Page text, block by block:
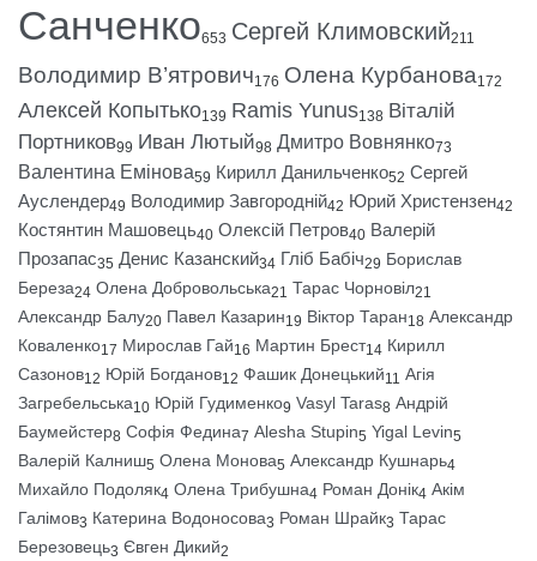
Санченко653 Сергей Климовский211
Володимир В’ятрович176 Олена Курбанова172
Алексей Копытько139 Ramis Yunus138 Віталій
Портников99 Иван Лютый98 Дмитро Вовнянко73
Валентина Емінова59 Кирилл Данильченко52 Сергей
Ауслендер49 Володимир Завгородній42 Юрий Христензен42
Костянтин Машовець40 Олексій Петров40 Валерій
Прозапас35 Денис Казанский34 Гліб Бабіч29 Борислав
Береза24 Олена Добровольська21 Тарас Чорновіл21
Александр Балу20 Павел Казарин19 Віктор Таран18 Александр
Коваленко17 Мирослав Гай16 Мартин Брест14 Кирилл
Сазонов12 Юрій Богданов12 Фашик Донецький11 Агія
Загребельська10 Юрій Гудименко9 Vasyl Taras8 Андрій
Баумейстер8 Софія Федина7 Alesha Stupin5 Yigal Levin5
Валерій Калниш5 Олена Монова5 Александр Кушнарь4
Михайло Подоляк4 Олена Трибушна4 Роман Донік4 Акім
Галімов3 Катерина Водоносова3 Роман Шрайк3 Тарас
Березовець3 Євген Дикий2